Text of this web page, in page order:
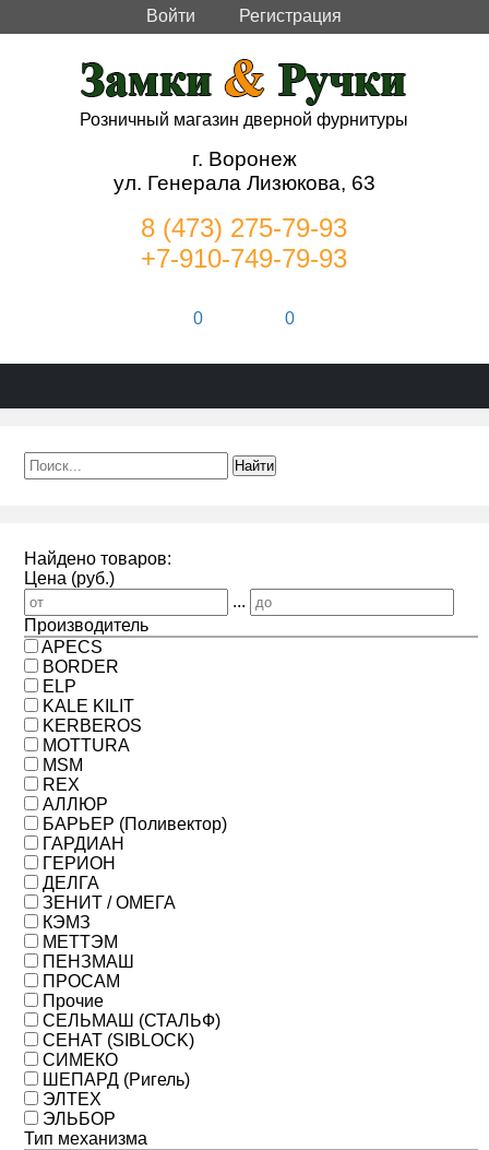
Войти Регистрация
Розничный магазин дверной фурнитуры
г. Воронеж
ул. Генерала Лизюкова, 63
8 (473) 275-79-93
+7-910-749-79-93
0 0
Найдено товаров:
Цена (руб.)
...
Производитель
APECS
BORDER
ELP
KALE KILIT
KERBEROS
MOTTURA
MSM
REX
АЛЛЮР
БАРЬЕР (Поливектор)
ГАРДИАН
ГЕРИОН
ДЕЛГА
ЗЕНИТ / ОМЕГА
КЭМЗ
МЕТТЭМ
ПЕНЗМАШ
ПРОСАМ
Прочие
СЕЛЬМАШ (СТАЛЬФ)
СЕНАТ (SIBLOCK)
СИМЕКО
ШЕПАРД (Ригель)
ЭЛТЕХ
ЭЛЬБОР
Тип механизма